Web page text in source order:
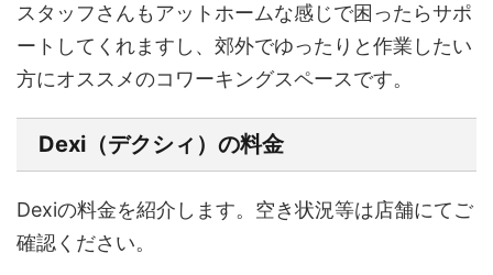
スタッフさんもアットホームな感じで困ったらサポ
ートしてくれますし、郊外でゆったりと作業したい
方にオススメのコワーキングスペースです。
Dexi（デクシィ）の料金
Dexiの料金を紹介します。空き状況等は店舗にてご
確認ください。